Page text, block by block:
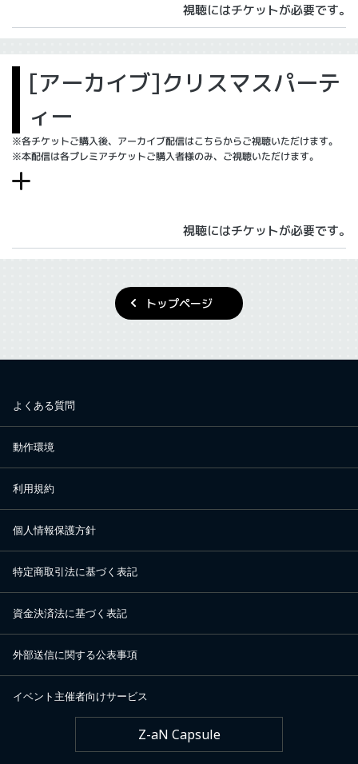
視聴にはチケットが必要です。
[アーカイブ]クリスマスパーテ
ィー
※各チケットご購入後、アーカイブ配信はこちらからご視聴いただけます。
※本配信は各プレミアチケットご購入者様のみ、ご視聴いただけます。
視聴にはチケットが必要です。
トップページ
よくある質問
動作環境
利用規約
個人情報保護方針
特定商取引法に基づく表記
資金決済法に基づく表記
外部送信に関する公表事項
イベント主催者向けサービス
Z-aN Capsule